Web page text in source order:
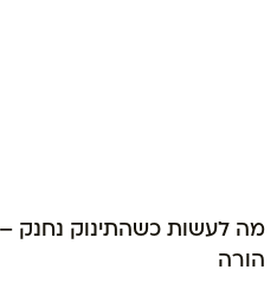
מה לעשות כשהתינוק נחנק –
הורה